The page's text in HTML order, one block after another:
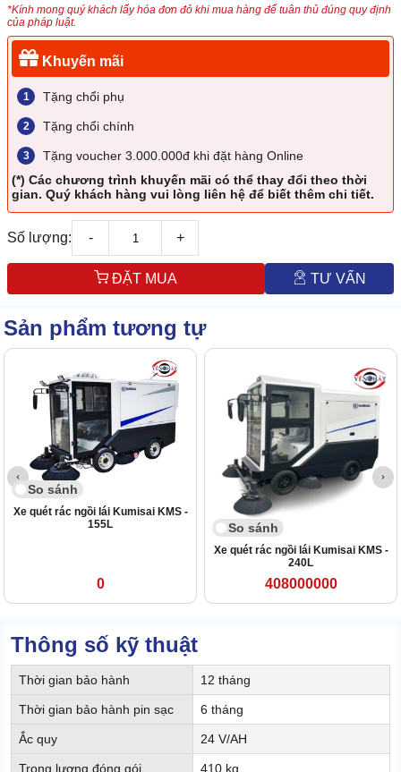
*Kính mong quý khách lấy hóa đơn đỏ khi mua hàng để tuân thủ đúng quy định
của pháp luật.
Khuyến mãi
Tặng chổi phụ
Tặng chổi chính
Tặng voucher 3.000.000đ khi đặt hàng Online
(*) Các chương trình khuyến mãi có thể thay đổi theo thời
gian. Quý khách hàng vui lòng liên hệ để biết thêm chi tiết.
Số lượng: - +
ĐẶT MUA TƯ VẤN
Sản phẩm tương tự
So sánh
Xe quét rác ngồi lái Kumisai KMS -
155L
0
So sánh
Xe quét rác ngồi lái Kumisai KMS -
240L
408000000
Thông số kỹ thuật
Thời gian bảo hành 12 tháng
Thời gian bảo hành pin sạc 6 tháng
Ắc quy 24 V/AH
Trọng lượng đóng gói 410 kg